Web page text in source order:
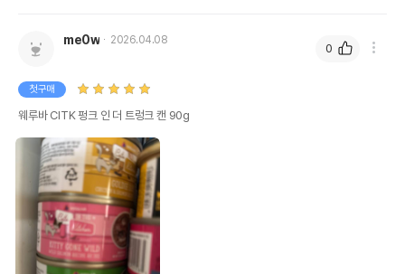
me0w 2026.04.08
첫구매
웨루바 CITK 펑크 인 더 트렁크 캔 90g
0